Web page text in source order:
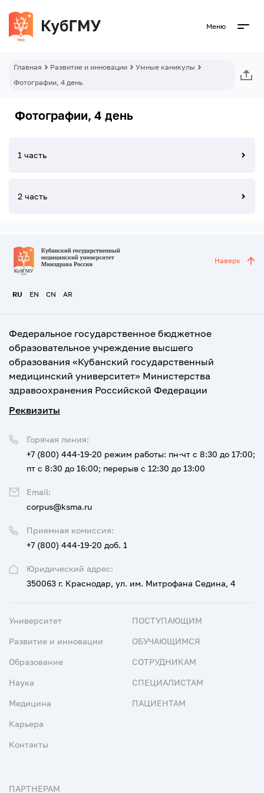
Меню
Главная Развитие и инновации
Умные каникулы
Фотографии, 4 день
Фотографии, 4 день
1 часть
2 часть
RU EN CN AR
Наверх
Федеральное государственное бюджетное
образовательное учреждение высшего
образования «Кубанский государственный
медицинский университет» Министерства
здравоохранения Российской Федерации
Реквизиты
Юридический адрес:
350063 г. Краснодар, ул. им. Митрофана Седина, 4
Приемная комиссия:
+7 (800) 444-19-20 доб. 1
Горячая линия:
+7 (800) 444-19-20 режим работы: пн-чт с 8:30 до 17:00;
пт с 8:30 до 16:00; перерыв с 12:30 до 13:00
Email:
corpus@ksma.ru
Университет
Развитие и инновации
Образование
Наука
Медицина
Карьера
Контакты
ПОСТУПАЮЩИМ
ОБУЧАЮЩИМСЯ
СОТРУДНИКАМ
СПЕЦИАЛИСТАМ
ПАЦИЕНТАМ
ПАРТНЕРАМ